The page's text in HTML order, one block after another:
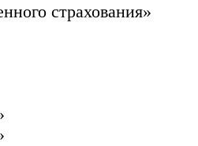
страхования»